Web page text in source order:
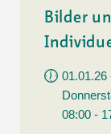
Bilder
01.01.26
08:00 -